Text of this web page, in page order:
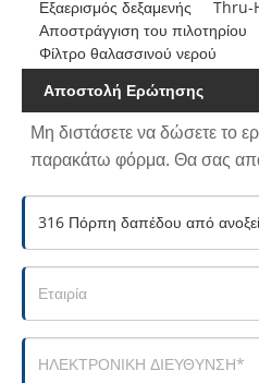
Εξαερισμός δεξαμενής
Thru-
Αποστράγγιση του πιλοτηρίου
Φίλτρο θαλασσινού νερού
Αποστολή Ερώτησης
Μη διστάσετε να δώσετε το
παρακάτω φόρμα. Θα σας